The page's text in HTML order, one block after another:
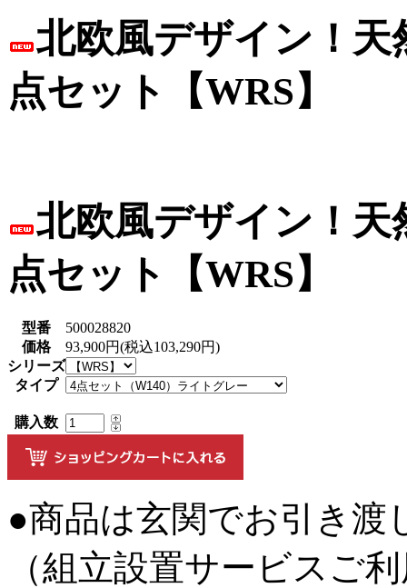
北欧風デザイン！
点セット【WRS】
北欧風デザイン！
点セット【WRS】
型番
500028820
価格
93,900円(税込103,290円)
シリーズ
タイプ
購入数
●商品は玄関でお引き渡
（組立設置サービスご